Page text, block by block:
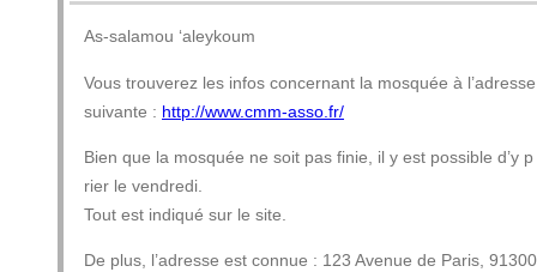
As-salamou ‘aleykoum
Vous trouverez les infos concernant la mosquée à l’adresse
suivante : http://www.cmm-asso.fr/
Bien que la mosquée ne soit pas finie, il y est possible d’y p
rier le vendredi.
Tout est indiqué sur le site.
De plus, l’adresse est connue : 123 Avenue de Paris, 91300